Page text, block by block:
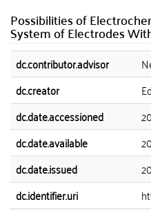
Possibilities of
System of Electrodes
dc.contributor.advisor
dc.creator
dc.date.accessioned
dc.date.available
dc.date.issued
dc.identifier.uri